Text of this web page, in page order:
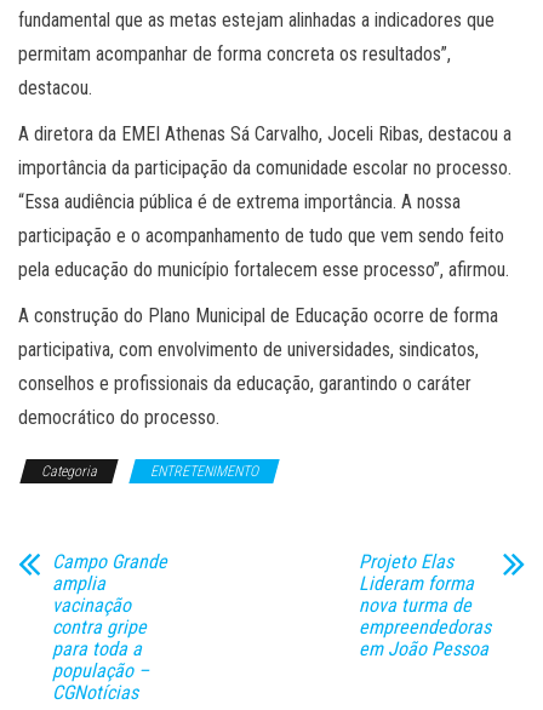
fundamental que as metas estejam alinhadas a indicadores que
permitam acompanhar de forma concreta os resultados”,
destacou.
A diretora da EMEI Athenas Sá Carvalho, Joceli Ribas, destacou a
importância da participação da comunidade escolar no processo.
“Essa audiência pública é de extrema importância. A nossa
participação e o acompanhamento de tudo que vem sendo feito
pela educação do município fortalecem esse processo”, afirmou.
A construção do Plano Municipal de Educação ocorre de forma
participativa, com envolvimento de universidades, sindicatos,
conselhos e profissionais da educação, garantindo o caráter
democrático do processo.
Categoria ENTRETENIMENTO
Campo Grande
amplia
vacinação
contra gripe
para toda a
população –
CGNotícias
Projeto Elas
Lideram forma
nova turma de
empreendedoras
em João Pessoa